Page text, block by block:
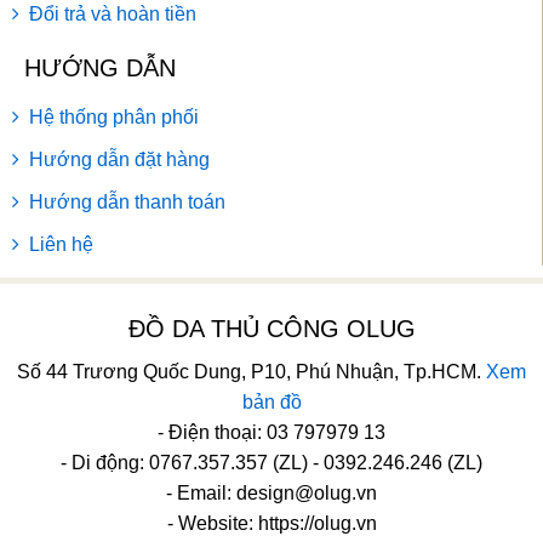
Đổi trả và hoàn tiền
HƯỚNG DẪN
Hệ thống phân phối
Hướng dẫn đặt hàng
Hướng dẫn thanh toán
Liên hệ
ĐỒ DA THỦ CÔNG OLUG
Số 44 Trương Quốc Dung, P10, Phú Nhuận, Tp.HCM. Xem
bản đồ
- Điện thoại: 03 797979 13
- Di động: 0767.357.357 (ZL) - 0392.246.246 (ZL)
- Email: design@olug.vn
- Website: https://olug.vn